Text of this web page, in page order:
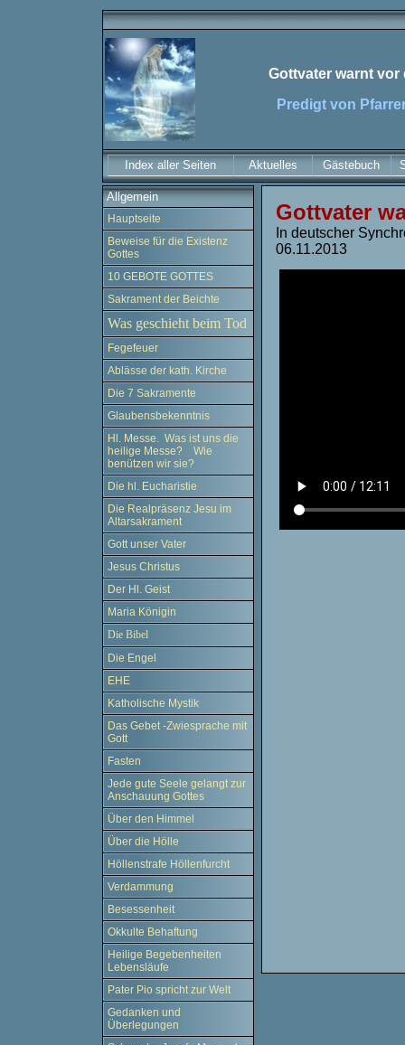
Gottvater warnt vor
Predigt von
Index aller Seiten Aktuelles Gästebuch
Allgemein
Hauptseite
Beweise für die Existenz
Gottes
10 GEBOTE GOTTES
Sakrament der Beichte
Was geschieht beim Tod
Fegefeuer
Ablässe der kath. Kirche
Die 7 Sakramente
Glaubensbekenntnis
Hl. Messe. Was ist uns die
heilige Messe? Wie
benützen wir sie?
Die hl. Eucharistie
Die Realpräsenz Jesu im
Altarsakrament
Gott unser Vater
Jesus Christus
Der Hl. Geist
Maria Königin
Die Bibel
Die Engel
EHE
Katholische Mystik
Das Gebet -Zwiesprache mit
Gott
Fasten
Jede gute Seele gelangt zur
Anschauung Gottes
Über den Himmel
Über die Hölle
Höllenstrafe Höllenfurcht
Verdammung
Besessenheit
Okkulte Behaftung
Heilige Begebenheiten
Lebensläufe
Pater Pio spricht zur Welt
Gedanken und
Überlegungen
Gottvater
In deutscher
06.11.2013